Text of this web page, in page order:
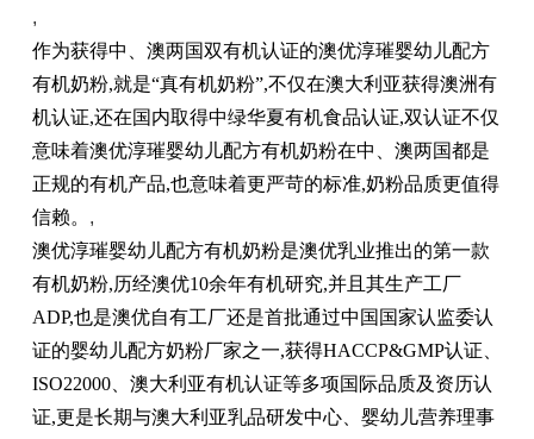
,
作为获得中、澳两国双有机认证的澳优淳璀婴幼儿配方
有机奶粉,就是“真有机奶粉”,不仅在澳大利亚获得澳洲有
机认证,还在国内取得中绿华夏有机食品认证,双认证不仅
意味着澳优淳璀婴幼儿配方有机奶粉在中、澳两国都是
正规的有机产品,也意味着更严苛的标准,奶粉品质更值得
信赖。 ,
澳优淳璀婴幼儿配方有机奶粉是澳优乳业推出的第一款
有机奶粉,历经澳优10余年有机研究,并且其生产工厂
ADP,也是澳优自有工厂还是首批通过中国国家认监委认
证的婴幼儿配方奶粉厂家之一,获得HACCP&GMP认证、
ISO22000、澳大利亚有机认证等多项国际品质及资历认
证,更是长期与澳大利亚乳品研发中心、婴幼儿营养理事